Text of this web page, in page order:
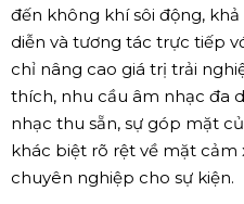
đến không khí sôi động,
diễn và tương tác trực tiếp
chỉ nâng cao giá trị trải
thích, nhu cầu âm nhạc đa
nhạc thu sẵn, sự góp mặt
khác biệt rõ rệt về mặt cảm
chuyên nghiệp cho sự kiện.